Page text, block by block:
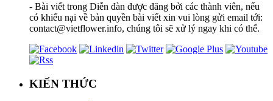
- Bài viết trong Diễn đàn được đăng bởi các thành viên, nếu
có khiếu nại về bản quyền bài viết xin vui lòng gửi email tới:
contact@vietflower.info, chúng tôi sẽ xử lý ngay khi có thể.
KIẾN THỨC